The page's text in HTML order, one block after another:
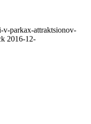
v-parkax-attraktsionov-
2016-12-